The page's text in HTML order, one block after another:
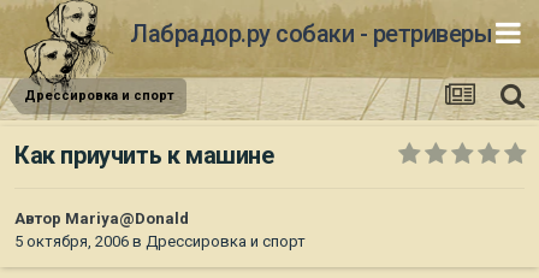
Лабрадор.ру собаки - ретриверы
Дрессировка и спорт
Как приучить к машине
Автор Mariya@Donald
5 октября, 2006 в Дрессировка и спорт